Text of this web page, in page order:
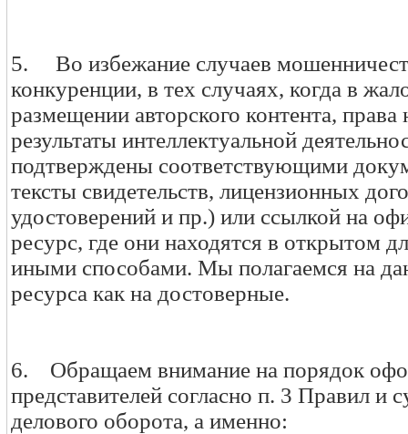
5. Во избежание случаев
конкуренции, в тех случаях, когда в
размещении авторского контента,
результаты интеллектуальной
подтверждены соответствующими
тексты свидетельств, лицензионных
удостоверений и пр.) или ссылкой на
ресурс, где они находятся в открытом
иными способами. Мы полагаемся на
ресурса как на достоверные.
6. Обращаем внимание на порядок
представителей согласно п. 3 Правил
делового оборота, а именно: